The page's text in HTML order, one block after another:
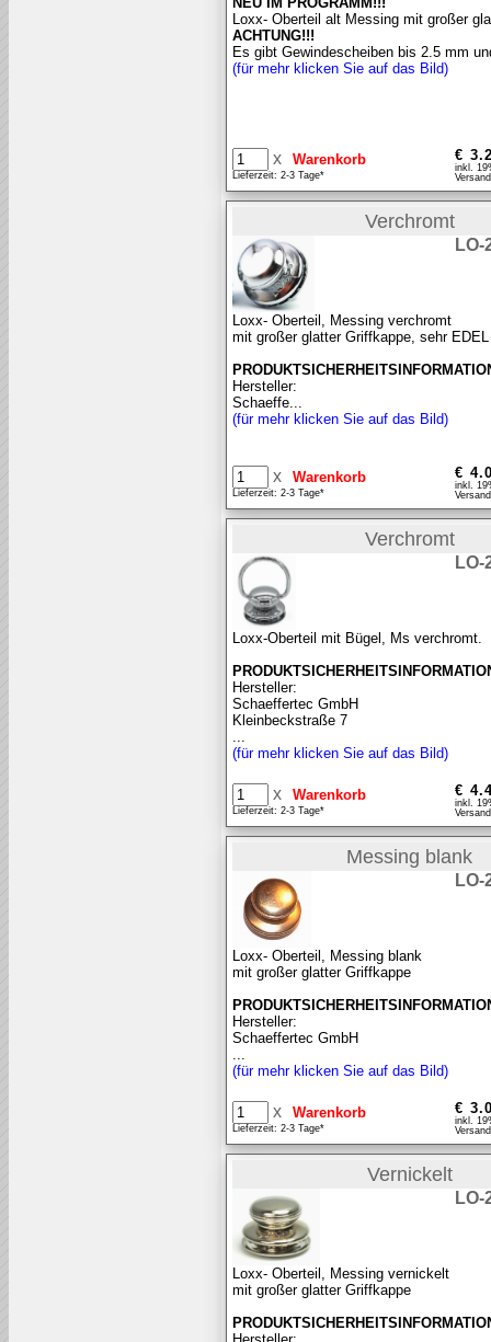
Loxx- Oberteil alt Messing mit großer
ACHTUNG!!!
Es gibt Gewindescheiben bis 2.5 mm
(für mehr klicken Sie auf das Bild)
x
Lieferzeit: 2-3 Tage*
€
inkl.
Verchromt
LO-
Loxx- Oberteil, Messing verchromt
mit großer glatter Griffkappe, sehr EDEL
Hersteller:
Schaeffe...
(für mehr klicken Sie auf das Bild)
x
Lieferzeit: 2-3 Tage*
€
inkl.
Verchromt
LO-
Loxx-Oberteil mit Bügel, Ms verchromt.
Hersteller:
Schaeffertec GmbH
Kleinbeckstraße 7
(für mehr klicken Sie auf das Bild)
x
Lieferzeit: 2-3 Tage*
€
inkl.
Messing blank
LO-
Loxx- Oberteil, Messing blank
mit großer glatter Griffkappe
Hersteller:
Schaeffertec GmbH
(für mehr klicken Sie auf das Bild)
x
Lieferzeit: 2-3 Tage*
€
inkl.
Vernickelt
LO-
Loxx- Oberteil, Messing vernickelt
mit großer glatter Griffkappe